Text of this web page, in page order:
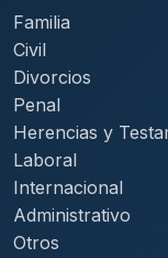
Familia
Civil
Divorcios
Penal
Herencias y
Laboral
Internacional
Administrativo
Otros